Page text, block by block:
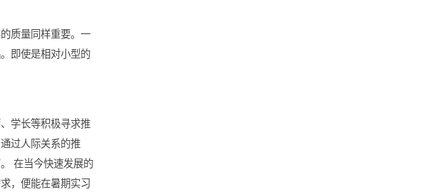
示自己的匹配度。重点突出与
实习内容的质量同样重要。一
实的基础。即使是相对小型的